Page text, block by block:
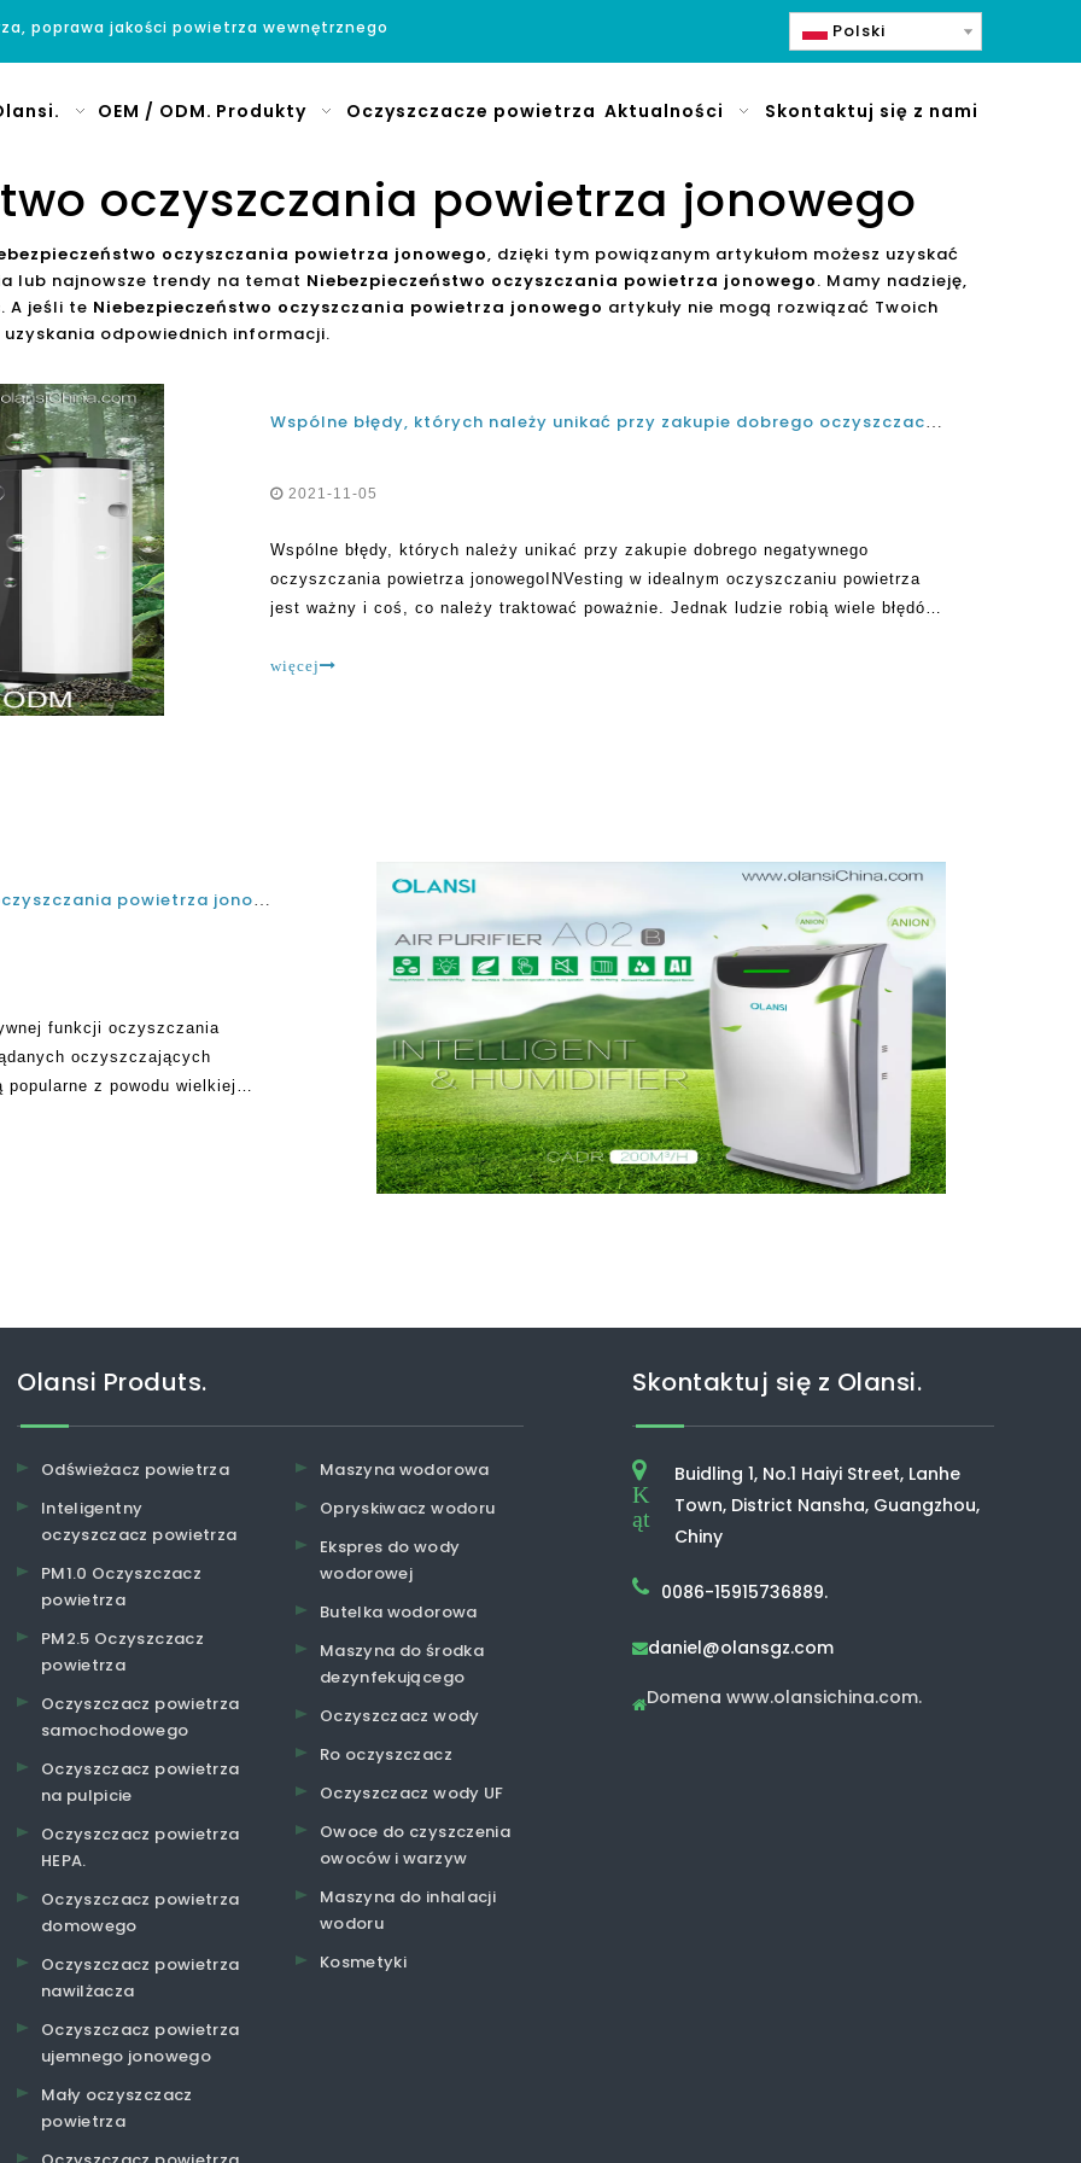
poprawa jakości powietrza wewnętrznego Polski
OEM / ODM. Produkty Oczyszczacze powietrza Aktualności Skontaktuj się z nami
oczyszczania powietrza jonowego
oczyszczania powietrza jonowego, dzięki tym powiązanym artykułom możesz uzyskać
lub najnowsze trendy na temat Niebezpieczeństwo oczyszczania powietrza jonowego. Mamy nadzieję,
A jeśli te Niebezpieczeństwo oczyszczania powietrza jonowego artykuły nie mogą rozwiązać Twoich
odpowiednich informacji.
Wspólne błędy, których należy unikać przy zakupie dobrego oczyszczacza negatywnego powietrza jonowego
2021-11-05
Wspólne błędy, których należy unikać przy zakupie dobrego negatywnego
oczyszczania powietrza jonowegoINVesting w idealnym oczyszczaniu powietrza
jest ważny i coś, co należy traktować poważnie. Jednak ludzie robią wiele błędów,
powietrza
więcej
Podstawowe rzeczy, które wiedzą o funkcji oczyszczania powietrza jonowego i negatywnych działań niepożądanych oczyszczających powietrza
funkcji oczyszczania
oczyszczających
z powodu wielkiej
mieć niekorzystne skutki
Olansi Produts.
Odświeżacz powietrza
Inteligentny
oczyszczacz powietrza
PM1.0 Oczyszczacz
powietrza
PM2.5 Oczyszczacz
powietrza
Oczyszczacz powietrza
samochodowego
Oczyszczacz powietrza
na pulpicie
Oczyszczacz powietrza
HEPA.
Oczyszczacz powietrza
domowego
Oczyszczacz powietrza
nawilżacza
Oczyszczacz powietrza
ujemnego jonowego
Mały oczyszczacz
powietrza
Maszyna wodorowa
Opryskiwacz wodoru
Ekspres do wody
wodorowej
Butelka wodorowa
Maszyna do środka
dezynfekującego
Oczyszczacz wody
Ro oczyszczacz
Oczyszczacz wody UF
Owoce do czyszczenia
owoców i warzyw
Maszyna do inhalacji
wodoru
Kosmetyki
Skontaktuj się z Olansi.
K
ąt
Buidling 1, No.1 Haiyi Street, Lanhe
Town, District Nansha, Guangzhou,
Chiny
0086-15915736889.
daniel@olansgz.com
Domena www.olansichina.com.